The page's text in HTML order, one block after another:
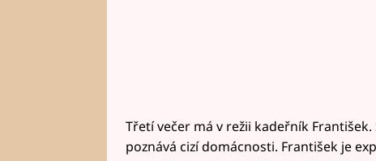
Třetí večer má v režii kadeřník
poznává cizí domácnosti. František je